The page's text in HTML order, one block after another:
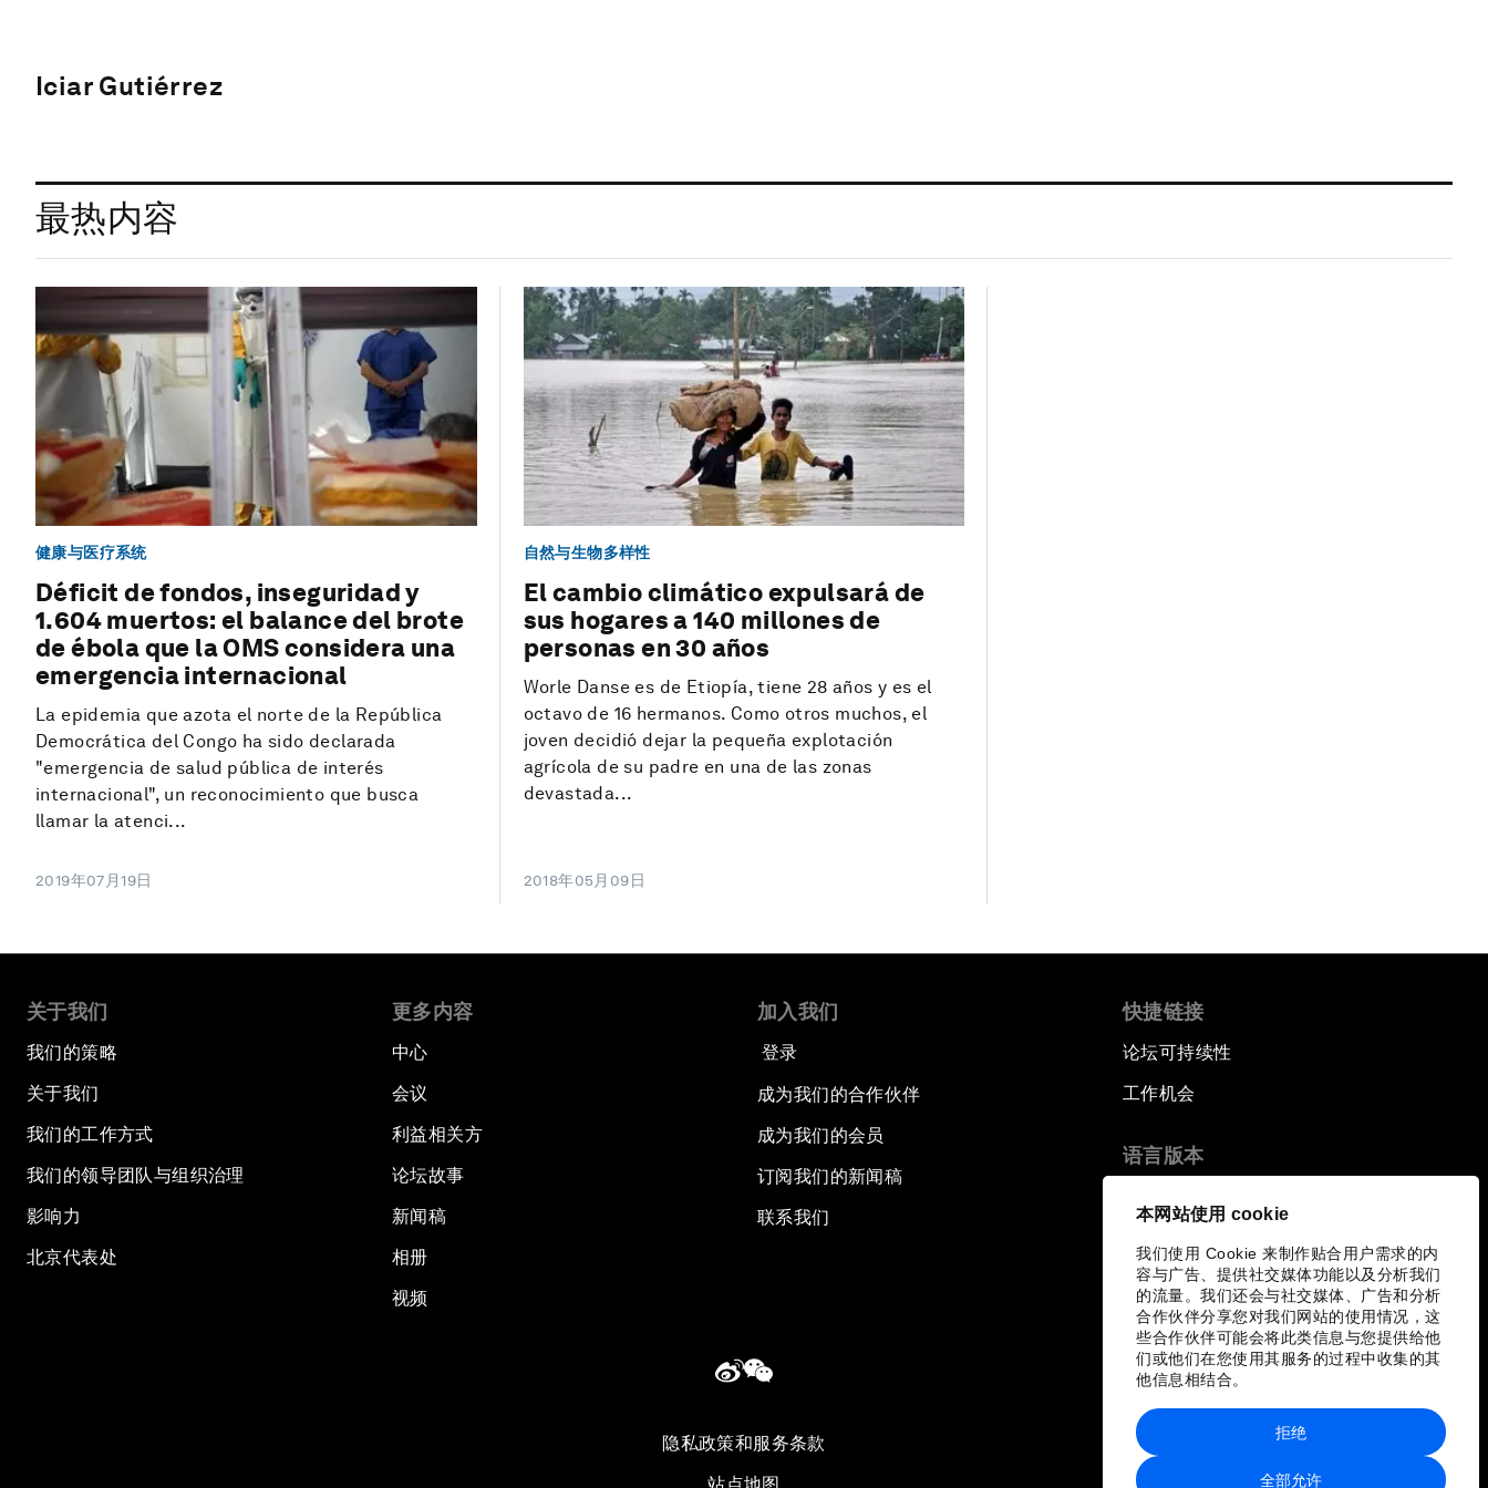
本网站使用 cookie
我们使用 Cookie 来制作贴合用户需求的内
容与广告、提供社交媒体功能以及分析我们
的流量。我们还会与社交媒体、广告和分析
合作伙伴分享您对我们网站的使用情况，这
些合作伙伴可能会将此类信息与您提供给他
们或他们在您使用其服务的过程中收集的其
他信息相结合。
全部允许
拒绝
Iciar Gutiérrez
最热内容
健康与医疗系统
Déficit de fondos, inseguridad y
1.604 muertos: el balance del brote
de ébola que la OMS considera una
emergencia internacional
La epidemia que azota el norte de la República
Democrática del Congo ha sido declarada
"emergencia de salud pública de interés
internacional", un reconocimiento que busca
llamar la atenci...
2019年07月19日
自然与生物多样性
El cambio climático expulsará de
sus hogares a 140 millones de
personas en 30 años
Worle Danse es de Etiopía, tiene 28 años y es el
octavo de 16 hermanos. Como otros muchos, el
joven decidió dejar la pequeña explotación
agrícola de su padre en una de las zonas
devastada...
2018年05月09日
关于我们
我们的策略
关于我们
我们的工作方式
我们的领导团队与组织治理
影响力
北京代表处
更多内容
中心
会议
利益相关方
论坛故事
新闻稿
相册
视频
加入我们
登录
成为我们的合作伙伴
成为我们的会员
订阅我们的新闻稿
联系我们
快捷链接
论坛可持续性
工作机会
语言版本
隐私政策和服务条款